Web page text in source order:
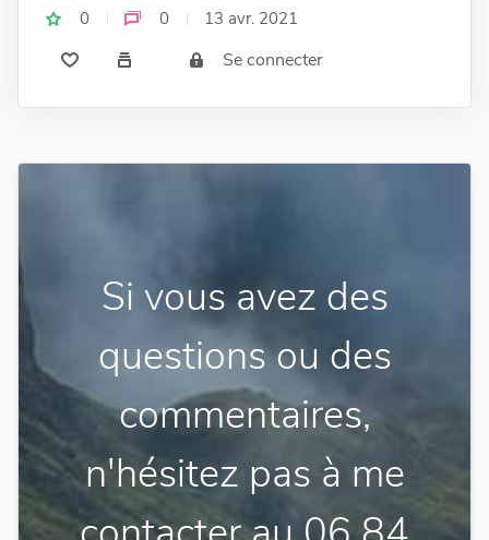
0 0 13 avr. 2021
Se connecter
Si vous avez des
questions ou des
commentaires,
n'hésitez pas à me